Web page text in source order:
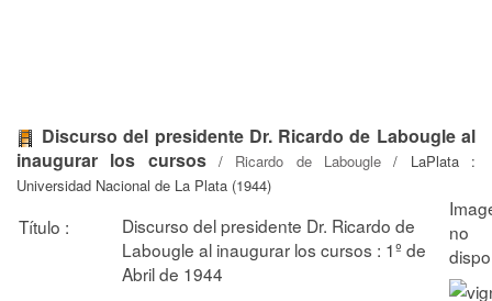
Discurso del presidente Dr. Ricardo de Labougle al
inaugurar los cursos/ Ricardo de Labougle / LaPlata :
Universidad Nacional de La Plata (1944)
Título :
Discurso del presidente Dr. Ricardo de
Labougle al inaugurar los cursos : 1º de
Abril de 1944